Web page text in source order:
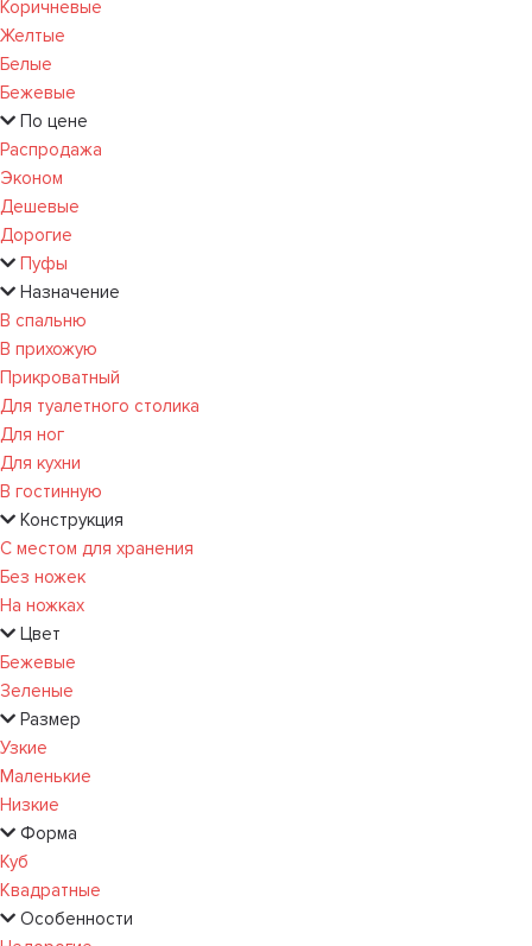
Коричневые
Желтые
Белые
Бежевые
По цене
Распродажа
Эконом
Дешевые
Дорогие
Пуфы
Назначение
В спальню
В прихожую
Прикроватный
Для туалетного столика
Для ног
Для кухни
В гостинную
Конструкция
С местом для хранения
Без ножек
На ножках
Цвет
Бежевые
Зеленые
Размер
Узкие
Маленькие
Низкие
Форма
Куб
Квадратные
Особенности